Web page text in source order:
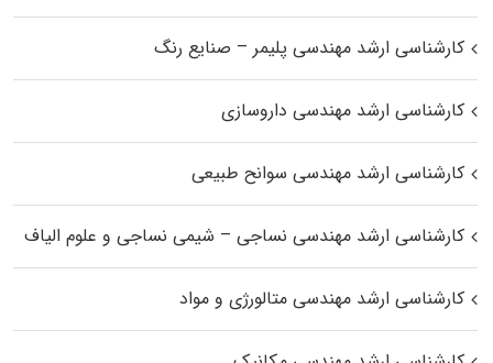
کارشناسی ارشد مهندسی پلیمر – صنایع رنگ
کارشناسی ارشد مهندسی داروسازی
کارشناسی ارشد مهندسی سوانح طبیعی
کارشناسی ارشد مهندسی نساجی – شیمی نساجی و علوم الیاف
کارشناسی ارشد مهندسی متالورژی و مواد